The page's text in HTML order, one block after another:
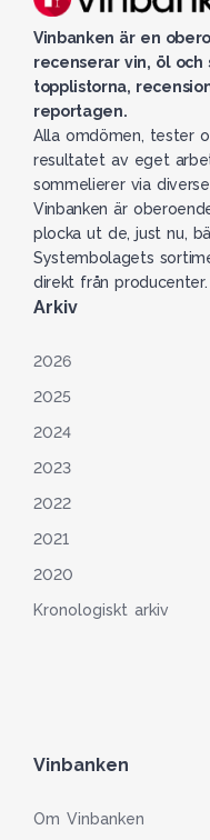
Vinbanken är en
recenserar vin, öl
topplistorna,
reportagen.
Alla omdömen, tester
resultatet av eget
sommelierer via
Vinbanken är
plocka ut de, just nu,
Systembolagets
direkt från producenter.
Arkiv
2026
2025
2024
2023
2022
2021
2020
Kronologiskt arkiv
Vinbanken
Om Vinbanken